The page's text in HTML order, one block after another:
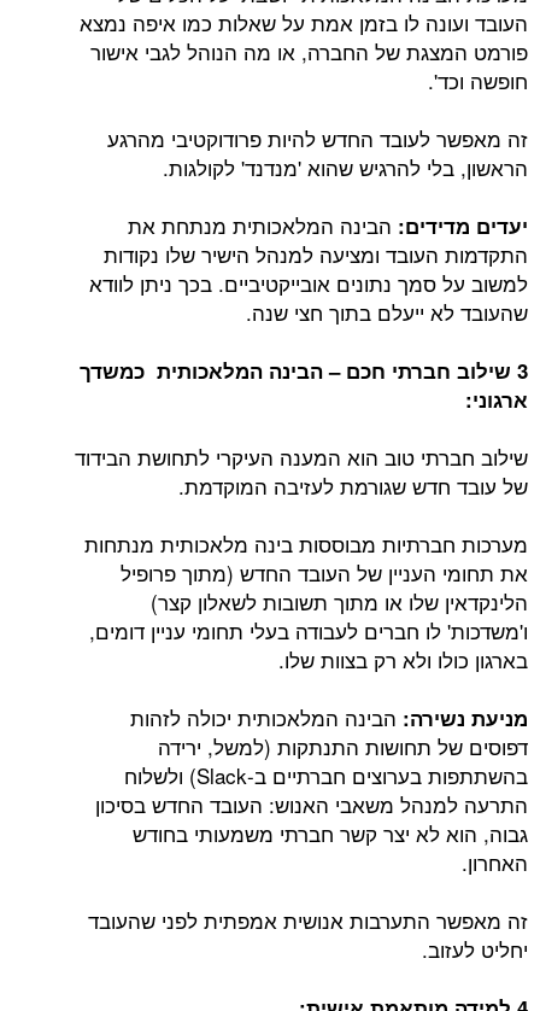
העובד ועונה לו בזמן אמת על שאלות כמו איפה נמצא
פורמט המצגת של החברה, או מה הנוהל לגבי אישור
חופשה וכד'.
זה מאפשר לעובד החדש להיות פרודוקטיבי מהרגע
הראשון, בלי להרגיש שהוא 'מנדנד' לקולגות.
יעדים מדידים: הבינה המלאכותית מנתחת את
התקדמות העובד ומציעה למנהל הישיר שלו נקודות
למשוב על סמך נתונים אובייקטיביים. בכך ניתן לוודא
שהעובד לא ייעלם בתוך חצי שנה.
3 שילוב חברתי חכם – הבינה המלאכותית כמשדך
ארגוני:
שילוב חברתי טוב הוא המענה העיקרי לתחושת הבידוד
של עובד חדש שגורמת לעזיבה המוקדמת.
מערכות חברתיות מבוססות בינה מלאכותית מנתחות
את תחומי העניין של העובד החדש (מתוך פרופיל
הלינקדאין שלו או מתוך תשובות לשאלון קצר)
ו'משדכות' לו חברים לעבודה בעלי תחומי עניין דומים,
בארגון כולו ולא רק בצוות שלו.
מניעת נשירה: הבינה המלאכותית יכולה לזהות
דפוסים של תחושות התנתקות (למשל, ירידה
בהשתתפות בערוצים חברתיים ב-Slack) ולשלוח
התרעה למנהל משאבי האנוש: העובד החדש בסיכון
גבוה, הוא לא יצר קשר חברתי משמעותי בחודש
האחרון.
זה מאפשר התערבות אנושית אמפתית לפני שהעובד
יחליט לעזוב.